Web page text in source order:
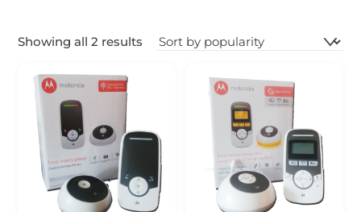
Showing all 2 results